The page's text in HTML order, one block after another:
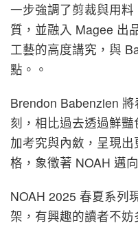
一步強調了剪裁與用
質，並融入 Magee 出
工藝的高度講究，與
點。。
Brendon Babenzien
刻，相比過去透過鮮
加考究與內斂，呈現
格，象徵著 NOAH 邁
NOAH 2025 春夏系列
架，有興趣的讀者不妨